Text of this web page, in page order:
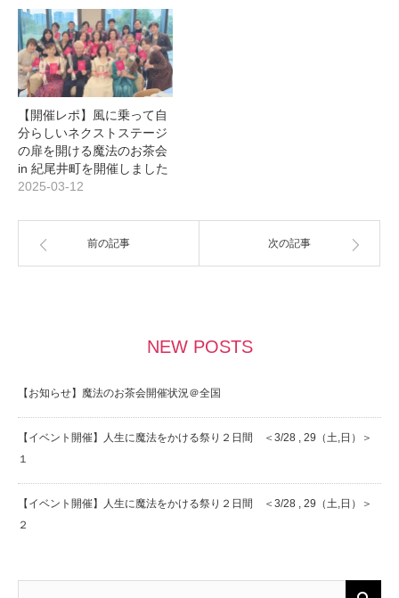
【開催レポ】風に乗って自
分らしいネクストステージ
の扉を開ける魔法のお茶会
in 紀尾井町を開催しました
2025-03-12
前の記事 次の記事
NEW POSTS
【お知らせ】魔法のお茶会開催状況＠全国
【イベント開催】人生に魔法をかける祭り２日間 ＜3/28 , 29（土,日）＞
１
【イベント開催】人生に魔法をかける祭り２日間 ＜3/28 , 29（土,日）＞
２